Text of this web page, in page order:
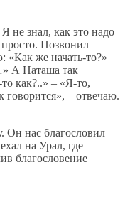
не знал, как это надо
Позвонил
же начать-то?»
А Наташа так
как?..» – «Я-то,
– отвечаю.
Он нас благословил
на Урал, где
благословение